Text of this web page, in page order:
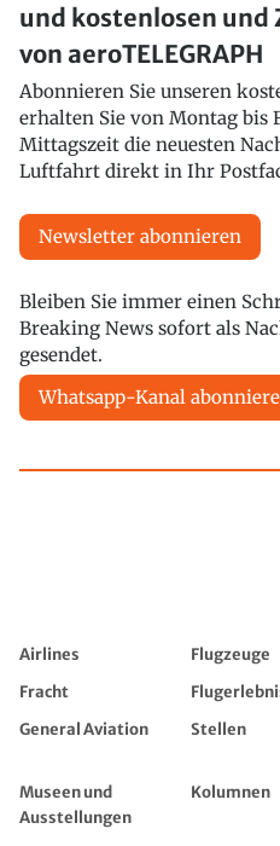
und kostenlosen und
von aeroTELEGRAPH
Abonnieren Sie unseren
erhalten Sie von Montag
Mittagszeit die neuesten
Luftfahrt direkt in Ihr
Newsletter abonnieren
Bleiben Sie immer einen
Breaking News sofort als
gesendet.
Whatsapp-Kanal
Airlines Flugzeuge
Fracht
General Aviation
Stellen
Museen und
Ausstellungen
Kolumnen